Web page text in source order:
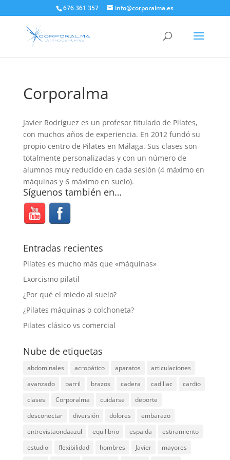
676 361 357 info@corporalma.es
Corporalma
Javier Rodríguez es un profesor titulado de Pilates,
con muchos años de experiencia. En 2012 fundó su
propio centro de Pilates en Málaga. Sus clases son
totalmente personalizadas y con un número de
alumnos muy reducido en cada sesión (4 máximo en
máquinas y 6 máximo en suelo).
Síguenos también en…
Entradas recientes
Pilates es mucho más que «máquinas»
Exorcismo pilatil
¿Por qué el miedo al suelo?
¿Pilates máquinas o colchoneta?
Pilates clásico vs comercial
Nube de etiquetas
abdominales acrobático aparatos
articulaciones
avanzado
barril brazos cadera cadillac
cardio
clases
Corporalma cuidarse
deporte
desconectar
diversión dolores
embarazo
entrevistaondaazul
equilibrio espalda
estiramiento
estudio
flexibilidad hombres Javier
mayores